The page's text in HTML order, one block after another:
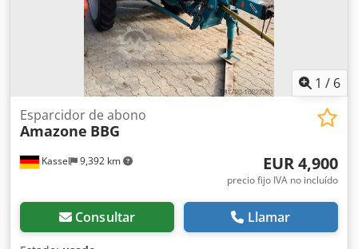
1 / 6
Kassel 9,392 km
Esparcidor de abono
Amazone BBG
EUR 4,900
precio fijo IVA no incluído
Consultar Llamar